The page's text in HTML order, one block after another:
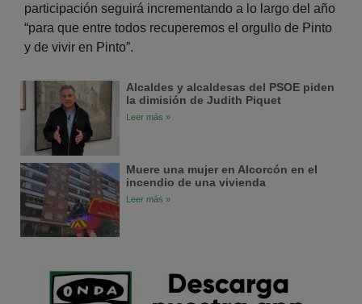
participación seguirá incrementando a lo largo del año
“para que entre todos recuperemos el orgullo de Pinto
y de vivir en Pinto”.
Alcaldes y alcaldesas del PSOE piden
la dimisión de Judith Piquet
Leer más »
Muere una mujer en Alcorcón en el
incendio de una vivienda
Leer más »